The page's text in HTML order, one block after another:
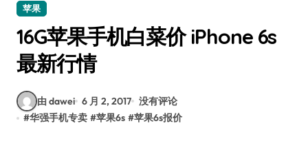
苹果
16G苹果手机白菜价 iPhone 6s
最新行情
由 dawei 6 月 2, 2017 没有评论
#华强手机专卖 #苹果6s #苹果6s报价